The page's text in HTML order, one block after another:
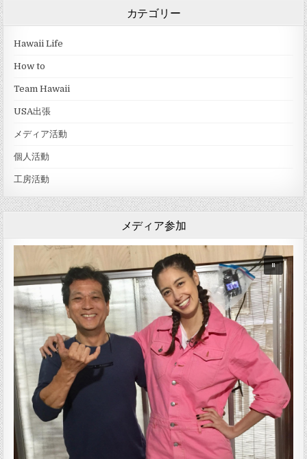
カテゴリー
Hawaii Life
How to
Team Hawaii
USA出張
メディア活動
個人活動
工房活動
メディア参加